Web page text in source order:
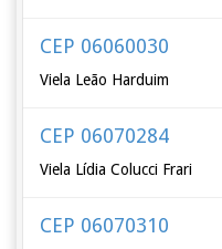
CEP 06060030
Viela Leão Harduim
CEP 06070284
Viela Lídia Colucci Frari
CEP 06070310